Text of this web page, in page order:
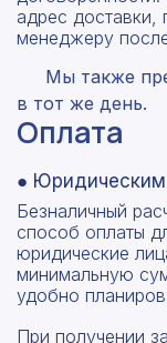
адрес
менеджеру
Мы также
в тот же день.
Оплата
●
Безналичный
способ оплаты
юридические
минимальную
удобно
При получении